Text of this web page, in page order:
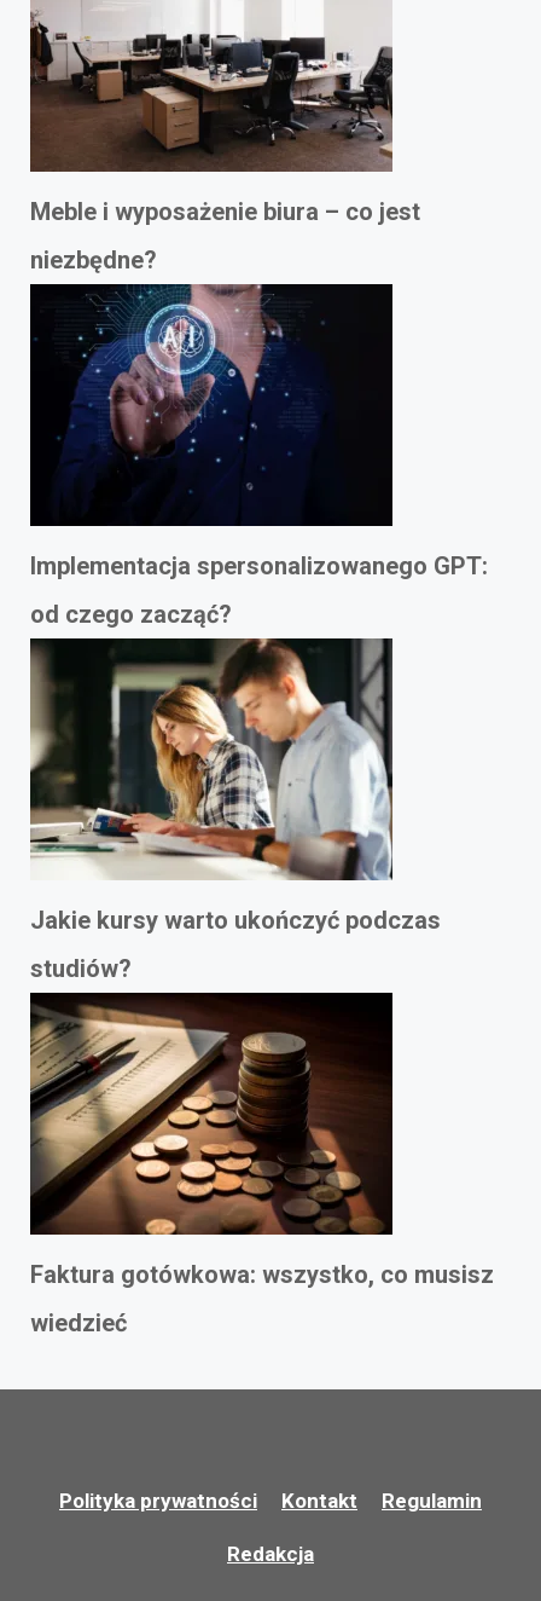
Meble i wyposażenie biura – co jest
niezbędne?
Implementacja spersonalizowanego GPT:
od czego zacząć?
Jakie kursy warto ukończyć podczas
studiów?
Faktura gotówkowa: wszystko, co musisz
wiedzieć
Polityka prywatności Kontakt Regulamin
Redakcja